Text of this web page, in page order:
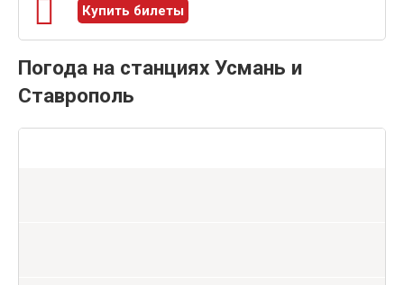
Купить билеты
Погода на станциях Усмань и
Ставрополь